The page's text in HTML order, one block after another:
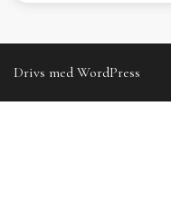
Drivs med WordPress